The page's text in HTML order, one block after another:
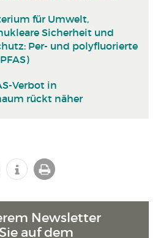
für Umwelt,
Sicherheit und
Per- und polyfluorierte
Verbot in
rückt näher
Newsletter
auf dem